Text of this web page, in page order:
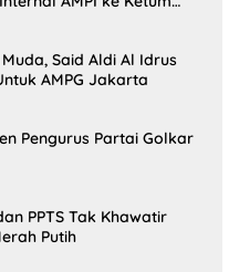
Said Aldi Al Idrus
AMPG Jakarta
Pengurus Partai Golkar
PPTS Tak Khawatir
Putih